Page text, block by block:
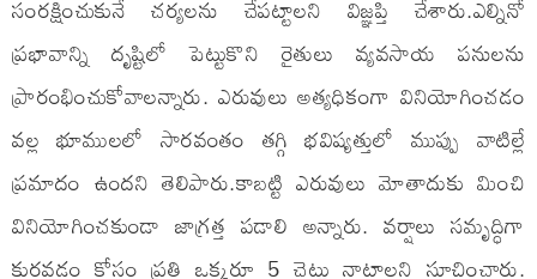
సంరక్షించుకునే చర్యలను చేపట్టాలని విజ్ఞప్తి చేశారు.ఎల్నినో
ప్రభావాన్ని దృష్టిలో పెట్టుకొని రైతులు వ్యవసాయ పనులను
ప్రారంభించుకోవాలన్నారు. ఎరువులు అత్యధికంగా వినియోగించడం
వల్ల భూములలో సారవంతం తగ్గి భవిష్యత్తులో ముప్పు వాటిల్లే
ప్రమాదం ఉందని తెలిపారు.కాబట్టి ఎరువులు మోతాదుకు మించి
వినియోగించకుండా జాగ్రత్త పడాలి అన్నారు. వర్షాలు సమృద్ధిగా
కురవడం కోసం ప్రతి ఒక్కరూ 5 చెట్లు నాటాలని సూచించారు.